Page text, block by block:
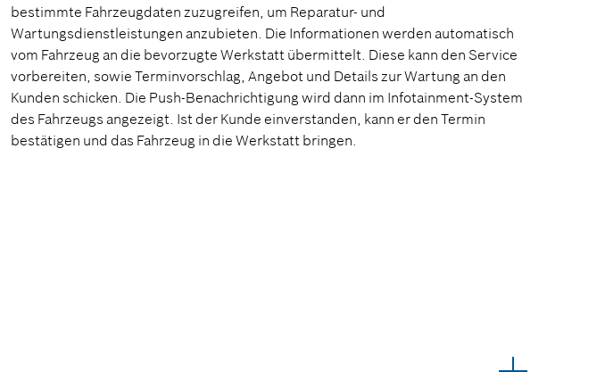
bestimmte Fahrzeugdaten zuzugreifen, um Reparatur- und
Wartungsdienstleistungen anzubieten. Die Informationen werden automatisch
vom Fahrzeug an die bevorzugte Werkstatt übermittelt. Diese kann den Service
vorbereiten, sowie Terminvorschlag, Angebot und Details zur Wartung an den
Kunden schicken. Die Push-Benachrichtigung wird dann im Infotainment-System
des Fahrzeugs angezeigt. Ist der Kunde einverstanden, kann er den Termin
bestätigen und das Fahrzeug in die Werkstatt bringen.